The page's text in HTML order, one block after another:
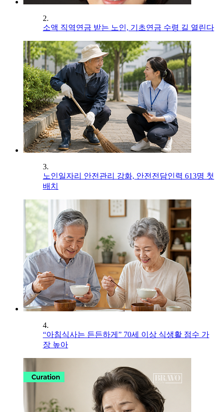
2.
소액 직역연금 받는 노인, 기초연금 수령 길 열린다
3.
노인일자리 안전관리 강화, 안전전담인력 613명 첫
배치
4.
“아침식사는 든든하게” 70세 이상 식생활 점수 가
장 높아